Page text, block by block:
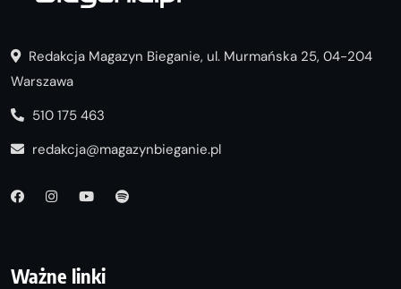
Redakcja Magazyn Bieganie, ul. Murmańska 25, 04-204
Warszawa
510 175 463
redakcja@magazynbieganie.pl
Ważne linki